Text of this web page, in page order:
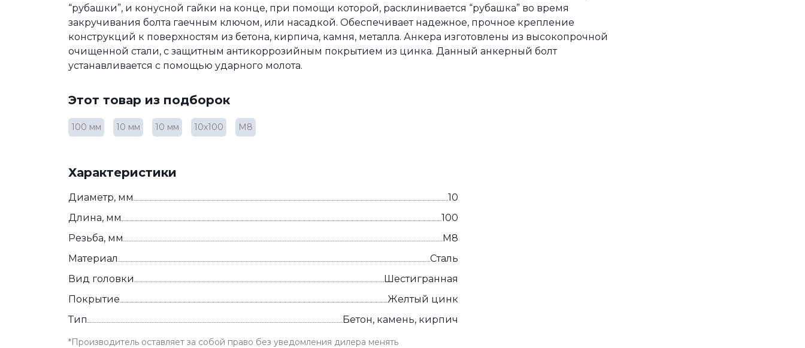
“рубашки”, и конусной гайки на конце, при помощи которой, расклинивается “рубашка” во время
закручивания болта гаечным ключом, или насадкой. Обеспечивает надежное, прочное крепление
конструкций к поверхностям из бетона, кирпича, камня, металла. Анкера изготовлены из высокопрочной
очищенной стали, с защитным антикоррозийным покрытием из цинка. Данный анкерный болт
устанавливается с помощью ударного молота.
Этот товар из подборок
100 мм 10 мм 10 мм 10х100 М8
Характеристики
Диаметр, мм
10
Длина, мм
100
Резьба, мм
М8
Материал
Сталь
Вид головки
Шестигранная
Покрытие
Желтый цинк
Тип
Бетон, камень, кирпич
*Производитель оставляет за собой право без уведомления дилера менять